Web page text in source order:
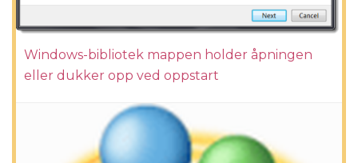
Windows-bibliotek mappen holder åpningen
eller dukker opp ved oppstart